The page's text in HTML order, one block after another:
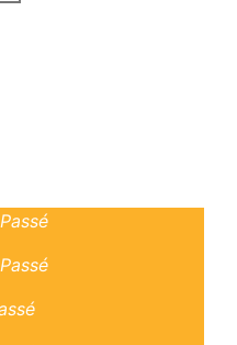
Passé
Passé